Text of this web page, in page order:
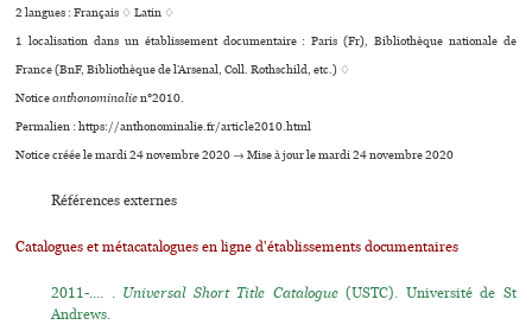
2 langues :Français ♢Latin ♢
1 localisation dans un établissement documentaire : Paris (Fr), Bibliothèque nationale de
France (BnF, Bibliothèque de l’Arsenal, Coll. Rothschild, etc.) ♢
Noticeanthonominalien°2010.
Permalien : https://anthonominalie.fr/article2010.html
Notice créée le mardi 24 novembre 2020 → Mise à jour le mardi 24 novembre 2020
Références externes
Catalogues et métacatalogues en ligne d'établissements documentaires
2011-.... . Universal Short Title Catalogue(USTC). Université de St
Andrews.